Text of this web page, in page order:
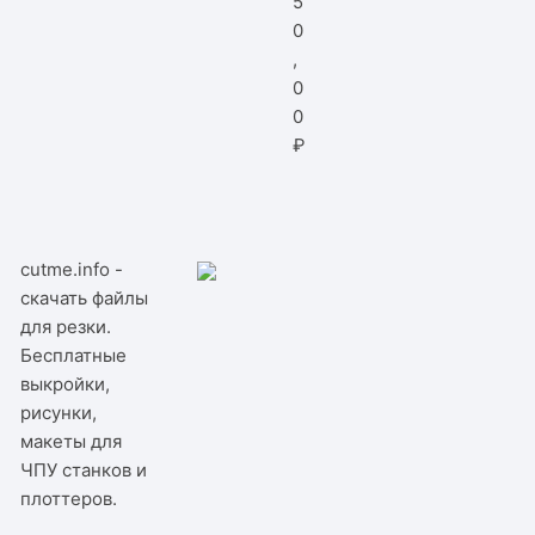
0
,
0
0
₽
cutme.info -
скачать файлы
для резки.
Бесплатные
выкройки,
рисунки,
макеты для
ЧПУ станков и
плоттеров.